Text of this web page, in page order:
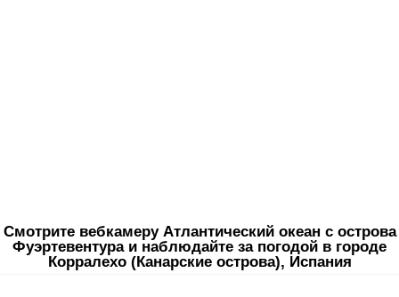
Смотрите вебкамеру Атлантический океан с острова
Фуэртевентура и наблюдайте за погодой в городе
Корралехо (Канарские острова), Испания